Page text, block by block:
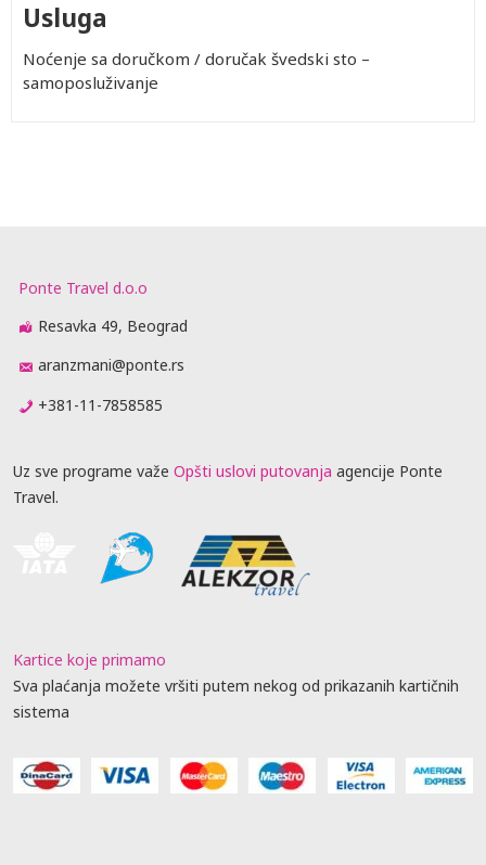
Usluga
Noćenje sa doručkom / doručak švedski sto –
samoposluživanje
Ponte Travel d.o.o
Resavka 49, Beograd
aranzmani@ponte.rs
+381-11-7858585
Uz sve programe važe Opšti uslovi putovanja agencije Ponte
Travel.
Kartice koje primamo
Sva plaćanja možete vršiti putem nekog od prikazanih kartičnih
sistema